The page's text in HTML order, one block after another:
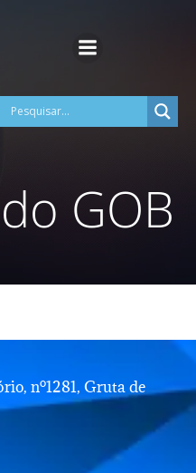
GOB
nº1281, Gruta de